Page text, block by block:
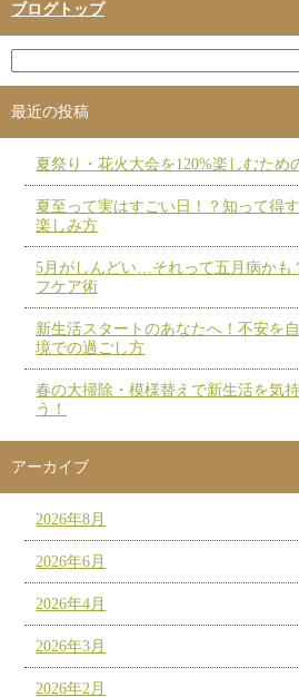
ブログトップ
最近の投稿
夏祭り・花火大会を120%楽しむため
夏至って実はすごい日！？知って得
楽しみ方
5月がしんどい…それって五月病かも
フケア術
新生活スタートのあなたへ！不安を
境での過ごし方
春の大掃除・模様替えで新生活を気
う！
アーカイブ
2026年8月
2026年6月
2026年4月
2026年3月
2026年2月